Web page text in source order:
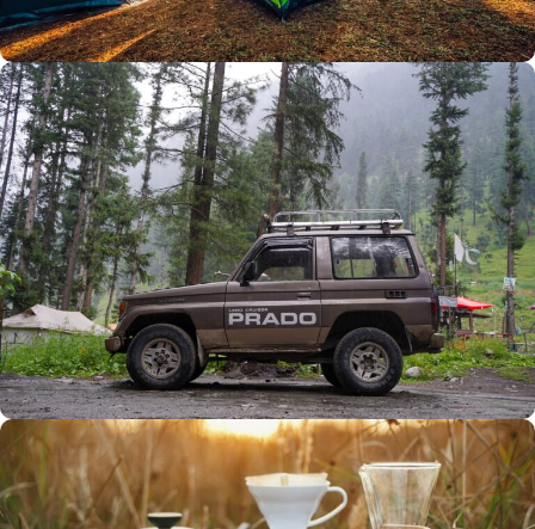
Büyük Yaz İndirimi
0
Günler
00
Hr
00
Min
00
SSK
Alışverişe Başla
ARAÇ AKSESUARLARI
SATIŞ VE MONTAJ